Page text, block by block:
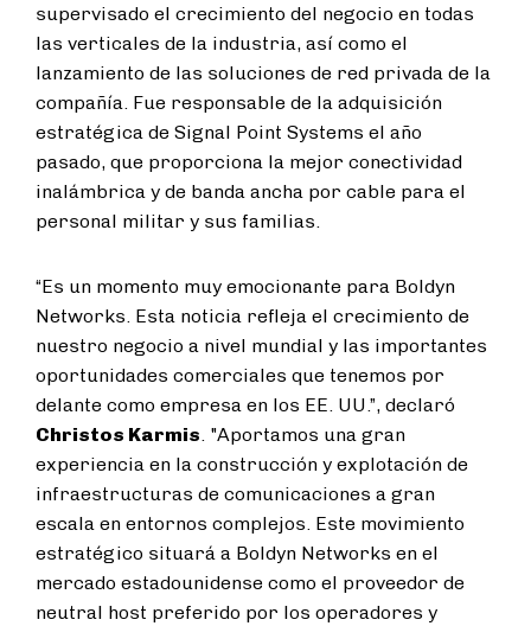
supervisado el crecimiento del negocio en todas
las verticales de la industria, así como el
lanzamiento de las soluciones de red privada de la
compañía. Fue responsable de la adquisición
estratégica de Signal Point Systems el año
pasado, que proporciona la mejor conectividad
inalámbrica y de banda ancha por cable para el
personal militar y sus familias.
“Es un momento muy emocionante para Boldyn
Networks. Esta noticia refleja el crecimiento de
nuestro negocio a nivel mundial y las importantes
oportunidades comerciales que tenemos por
delante como empresa en los EE. UU.”, declaró
Christos Karmis. "Aportamos una gran
experiencia en la construcción y explotación de
infraestructuras de comunicaciones a gran
escala en entornos complejos. Este movimiento
estratégico situará a Boldyn Networks en el
mercado estadounidense como el proveedor de
neutral host preferido por los operadores y